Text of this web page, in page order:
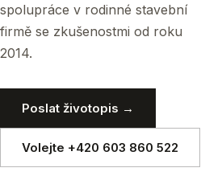
spolupráce v rodinné stavební
firmě se zkušenostmi od roku
2014.
Poslat životopis →
Volejte +420 603 860 522